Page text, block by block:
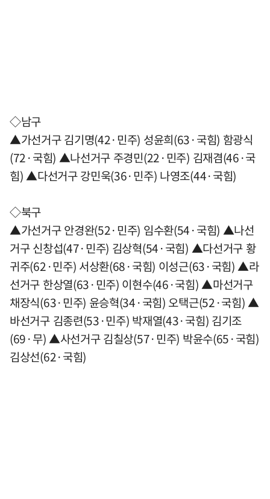
◇남구
▲가선거구 김기명(42·민주) 성윤희(63·국힘) 함광식
(72·국힘) ▲나선거구 주경민(22·민주) 김재겸(46·국
힘) ▲다선거구 강민욱(36·민주) 나영조(44·국힘)
◇북구
▲가선거구 안경완(52·민주) 임수환(54·국힘) ▲나선
거구 신창섭(47·민주) 김상혁(54·국힘) ▲다선거구 황
귀주(62·민주) 서상환(68·국힘) 이성근(63·국힘) ▲라
선거구 한상열(63·민주) 이현수(46·국힘) ▲마선거구
채장식(63·민주) 윤승혁(34·국힘) 오택근(52·국힘) ▲
바선거구 김종련(53·민주) 박재열(43·국힘) 김기조
(69·무) ▲사선거구 김칠상(57·민주) 박윤수(65·국힘)
김상선(62·국힘)